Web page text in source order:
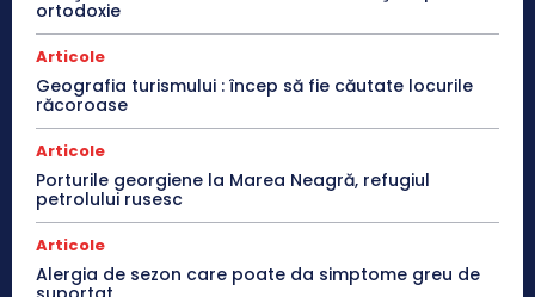
ortodoxie
Articole
Geografia turismului : încep să fie căutate locurile
răcoroase
Articole
Porturile georgiene la Marea Neagră, refugiul
petrolului rusesc
Articole
Alergia de sezon care poate da simptome greu de